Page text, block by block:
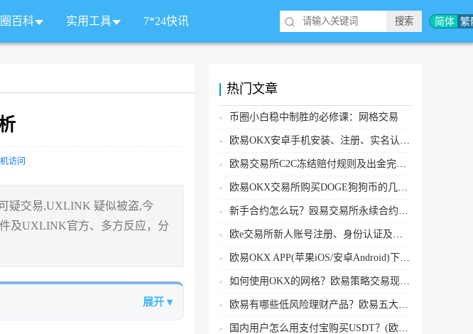
简体 繁
百科 实用工具 7*24快讯
访问
疑交易,UXLINK 疑似被盗,今
及UXLINK官方、多方反应，分
展开 ▾
热门文章
币圈小白稳中制胜的必修课：网格交易
欧易OKX安卓手机安装、注册、实名认证、买币转账新手实操教程
欧易交易所C2C冻结赔付规则及出金完整流程
欧易OKX交易所购买DOGE狗狗币的几个方式汇总
新手合约怎么玩？殴易交易所永续合约操作步骤教程(APP/Web端)
欧e交易所新人账号注册、身份认证及安全设置教程
欧易OKX APP(苹果iOS/安卓Android)下载图文教程
如何使用OKX的网格？欧易策略交易现货网格新手操作流程
欧易有哪些低风险理财产品？欧易五大低风险理财产品详细介绍
国内用户怎么用支付宝购买USDT？(欧易交易所为例)